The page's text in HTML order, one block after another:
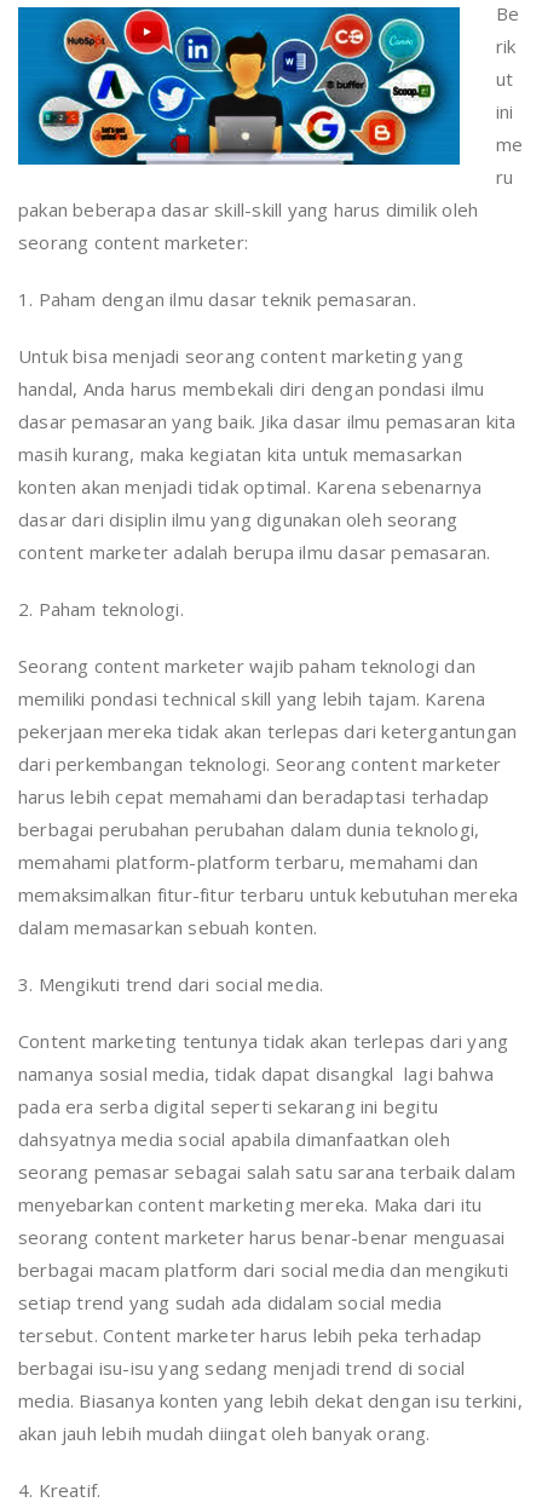
Be
rik
ut
ini
me
ru
pakan beberapa dasar skill-skill yang harus dimilik oleh
seorang content marketer:
1. Paham dengan ilmu dasar teknik pemasaran.
Untuk bisa menjadi seorang content marketing yang
handal, Anda harus membekali diri dengan pondasi ilmu
dasar pemasaran yang baik. Jika dasar ilmu pemasaran kita
masih kurang, maka kegiatan kita untuk memasarkan
konten akan menjadi tidak optimal. Karena sebenarnya
dasar dari disiplin ilmu yang digunakan oleh seorang
content marketer adalah berupa ilmu dasar pemasaran.
2. Paham teknologi.
Seorang content marketer wajib paham teknologi dan
memiliki pondasi technical skill yang lebih tajam. Karena
pekerjaan mereka tidak akan terlepas dari ketergantungan
dari perkembangan teknologi. Seorang content marketer
harus lebih cepat memahami dan beradaptasi terhadap
berbagai perubahan perubahan dalam dunia teknologi,
memahami platform-platform terbaru, memahami dan
memaksimalkan fitur-fitur terbaru untuk kebutuhan mereka
dalam memasarkan sebuah konten.
3. Mengikuti trend dari social media.
Content marketing tentunya tidak akan terlepas dari yang
namanya sosial media, tidak dapat disangkal lagi bahwa
pada era serba digital seperti sekarang ini begitu
dahsyatnya media social apabila dimanfaatkan oleh
seorang pemasar sebagai salah satu sarana terbaik dalam
menyebarkan content marketing mereka. Maka dari itu
seorang content marketer harus benar-benar menguasai
berbagai macam platform dari social media dan mengikuti
setiap trend yang sudah ada didalam social media
tersebut. Content marketer harus lebih peka terhadap
berbagai isu-isu yang sedang menjadi trend di social
media. Biasanya konten yang lebih dekat dengan isu terkini,
akan jauh lebih mudah diingat oleh banyak orang.
4. Kreatif.